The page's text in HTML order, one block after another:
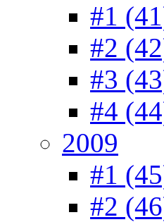
#1
#2
#3
#4
2009
#1
#2